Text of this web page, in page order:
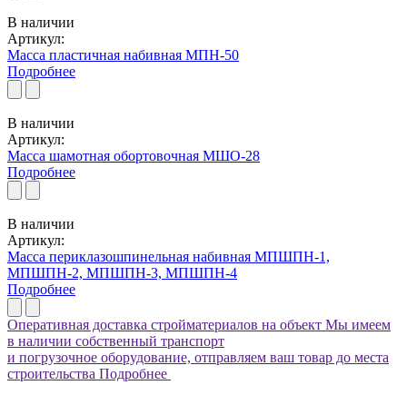
В наличии
Артикул:
Масса пластичная набивная МПН-50
Подробнее
В наличии
Артикул:
Масса шамотная обортовочная МШО-28
Подробнее
В наличии
Артикул:
Масса периклазошпинельная набивная МПШПН-1,
МПШПН-2, МПШПН-3, МПШПН-4
Подробнее
Оперативная доставка стройматериалов на объект Мы имеем
в наличии собственный транспорт
и погрузочное оборудование, отправляем ваш товар до места
строительства Подробнее